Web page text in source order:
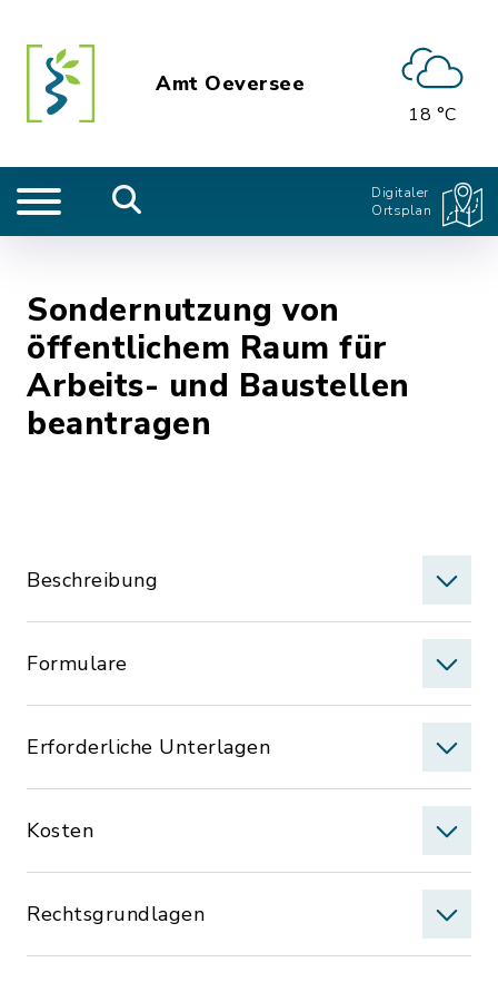
Amt Oeversee
18 °C
Digitaler
Ortsplan
Sondernutzung von
öffentlichem Raum für
Arbeits- und Baustellen
beantragen
Beschreibung
Formulare
Erforderliche Unterlagen
Kosten
Rechtsgrundlagen